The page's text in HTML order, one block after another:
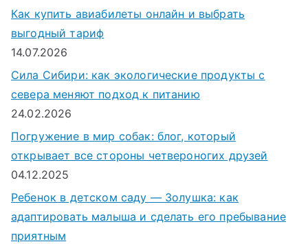
Как купить авиабилеты онлайн и выбрать
выгодный тариф
14.07.2026
Сила Сибири: как экологические продукты с
севера меняют подход к питанию
24.02.2026
Погружение в мир собак: блог, который
открывает все стороны четвероногих друзей
04.12.2025
Ребенок в детском саду — Золушка: как
адаптировать малыша и сделать его пребывание
приятным